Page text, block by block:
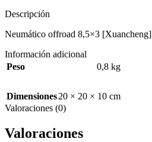
Descripción
Neumático offroad 8,5×3 [Xuancheng]
Información adicional
Peso
0,8 kg
Dimensiones20 × 20 × 10 cm
Valoraciones (0)
Valoraciones